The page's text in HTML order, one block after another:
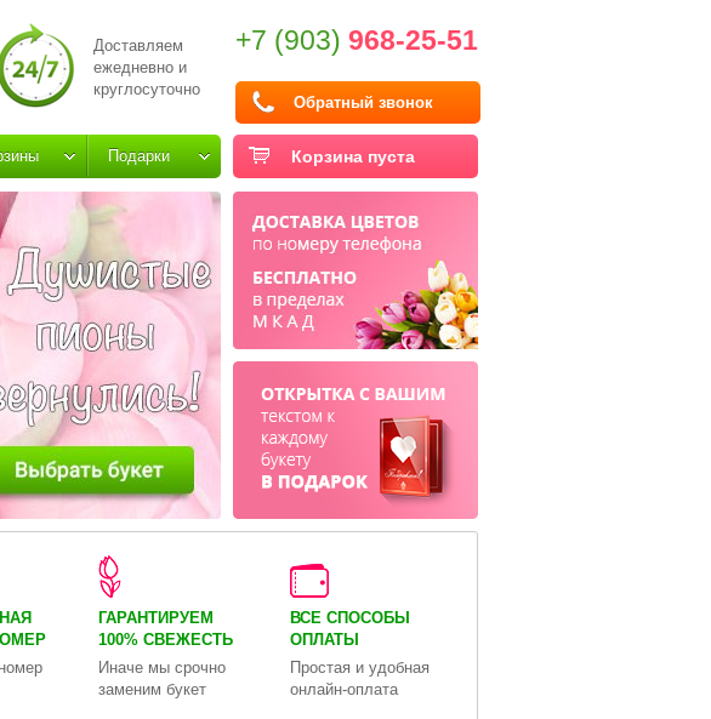
Доставляем
ежедневно и
круглосуточно
+7 (903) 968-25-51
Обратный звонок
Корзина пуста
Подарки
ГАРАНТИРУЕМ
100% СВЕЖЕСТЬ
Иначе мы срочно
заменим букет
ВСЕ СПОСОБЫ
ОПЛАТЫ
Простая и удобная
онлайн-оплата